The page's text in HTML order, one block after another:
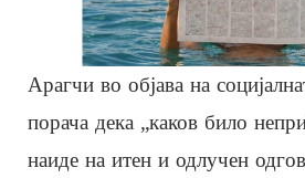
Арагчи во објава на
порача дека „каков било
наиде на итен и одлучен